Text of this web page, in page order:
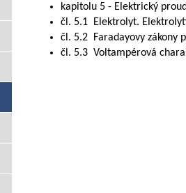
kapitolu 5 - Elektrický
čl. 5.1 Elektrolyt.
čl. 5.2 Faradayovy zákony
čl. 5.3 Voltampérová